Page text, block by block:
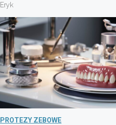
Eryk
PROTEZY ZEBOWE